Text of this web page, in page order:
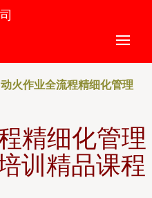
动火作业全流程精细化管理
精细化管理
训精品课程